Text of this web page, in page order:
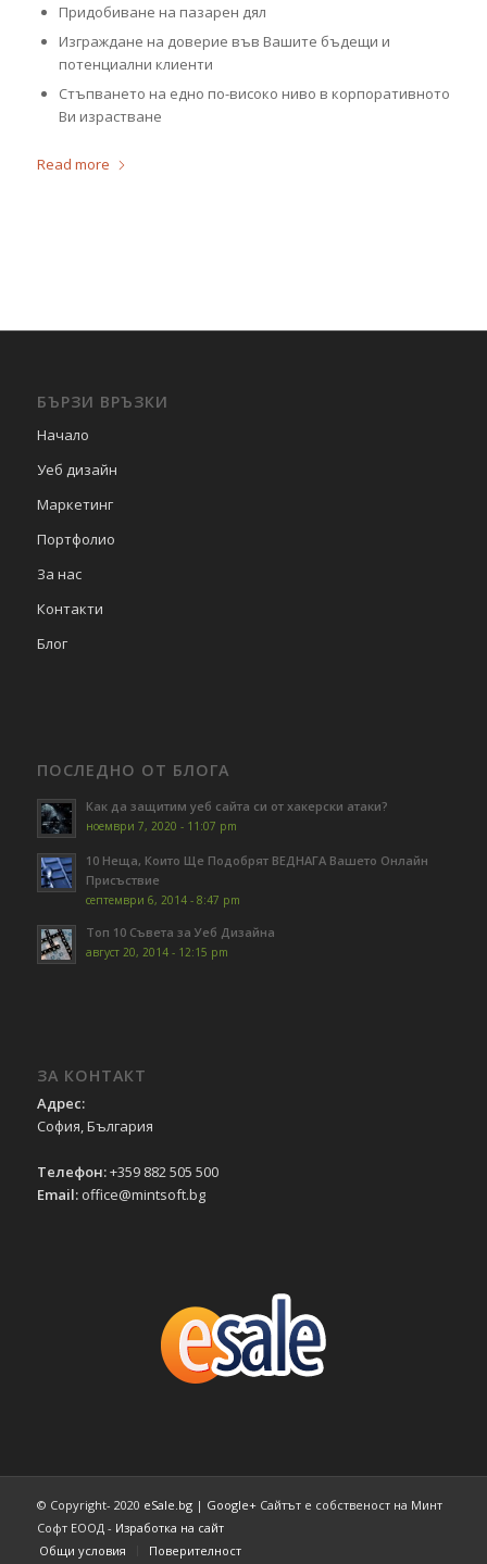
Придобиване на пазарен дял
Изграждане на доверие във Вашите бъдещи и
потенциални клиенти
Стъпването на едно по-високо ниво в корпоративното
Ви израстване
Read more
БЪРЗИ ВРЪЗКИ
Начало
Уеб дизайн
Маркетинг
Портфолио
За нас
Контакти
Блог
ПОСЛЕДНО ОТ БЛОГА
Как да защитим уеб сайта си от хакерски атаки?
ноември 7, 2020 - 11:07 pm
10 Неща, Които Ще Подобрят ВЕДНАГА Вашето Онлайн
Присъствие
септември 6, 2014 - 8:47 pm
Топ 10 Съвета за Уеб Дизайна
август 20, 2014 - 12:15 pm
ЗА КОНТАКТ
Адрес:
София, България
Телефон:+359 882 505 500
Email:office@mintsoft.bg
© Copyright- 2020 eSale.bg| Google+Сайтът е собственост на Минт
Софт ЕООД - Изработка на сайт
Общи условия
Поверителност